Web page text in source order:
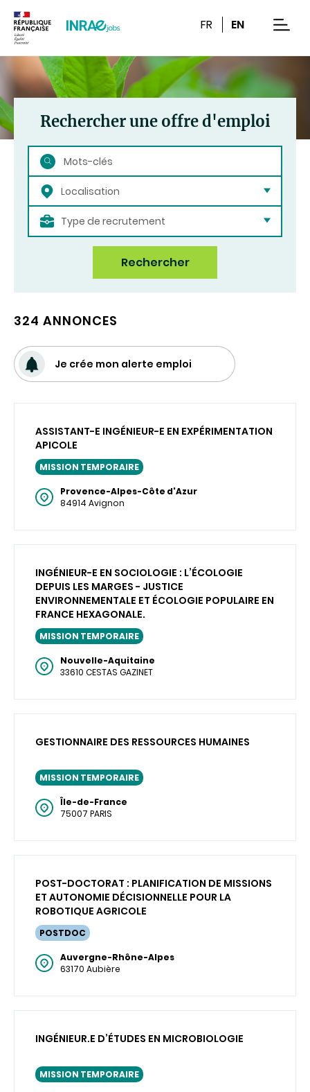
FR EN
Rechercher une offre d'emploi
Rechercher
Localisation
Type de recrutement
Rechercher
324 ANNONCES
Je crée mon alerte emploi
ASSISTANT-E INGÉNIEUR-E EN EXPÉRIMENTATION
APICOLE
MISSION TEMPORAIRE
Provence-Alpes-Côte d'Azur
84914 Avignon
INGÉNIEUR-E EN SOCIOLOGIE : L’ÉCOLOGIE
DEPUIS LES MARGES - JUSTICE
ENVIRONNEMENTALE ET ÉCOLOGIE POPULAIRE EN
FRANCE HEXAGONALE.
MISSION TEMPORAIRE
Nouvelle-Aquitaine
33610 CESTAS GAZINET
GESTIONNAIRE DES RESSOURCES HUMAINES
MISSION TEMPORAIRE
Île-de-France
75007 PARIS
POST-DOCTORAT : PLANIFICATION DE MISSIONS
ET AUTONOMIE DÉCISIONNELLE POUR LA
ROBOTIQUE AGRICOLE
POSTDOC
Auvergne-Rhône-Alpes
63170 Aubière
INGÉNIEUR.E D’ÉTUDES EN MICROBIOLOGIE
MISSION TEMPORAIRE